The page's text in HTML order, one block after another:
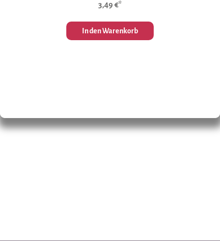
3,49 €*
In den Warenkorb